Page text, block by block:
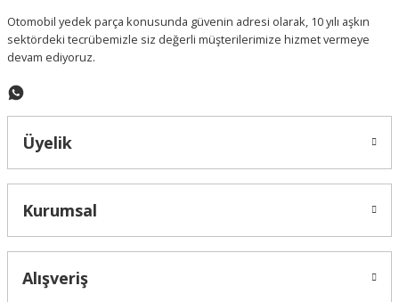
Otomobil yedek parça konusunda güvenin adresi olarak, 10 yılı aşkın
sektördeki tecrübemizle siz değerli müşterilerimize hizmet vermeye
devam ediyoruz.
Üyelik
Kurumsal
Alışveriş